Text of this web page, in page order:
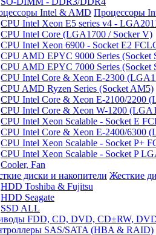
Процессоры
CPU Intel Xeon E5 series v4 -
CPU Intel Core (LGA1700 / Socker V)
CPU Intel Xeon 6900 - Socket E2
CPU AMD EPYC 9000 Series (Socket
CPU AMD EPYC 7000 Series (Socket
CPU Intel Core & Xeon E-2300
CPU AMD Ryzen Series (Socket AM5)
CPU Intel Core & Xeon E-2100/2200
CPU Intel Core & Xeon W-1200
CPU Intel Xeon Scalable - Socket E
CPU Intel Core & Xeon E-2400/6300
CPU Intel Xeon Scalable - Socket P+
CPU Intel Xeon Scalable - Socket P
Cooler, Fan
Жесткие
HDD Toshiba & Fujitsu
HDD Seagate
SSD ALL